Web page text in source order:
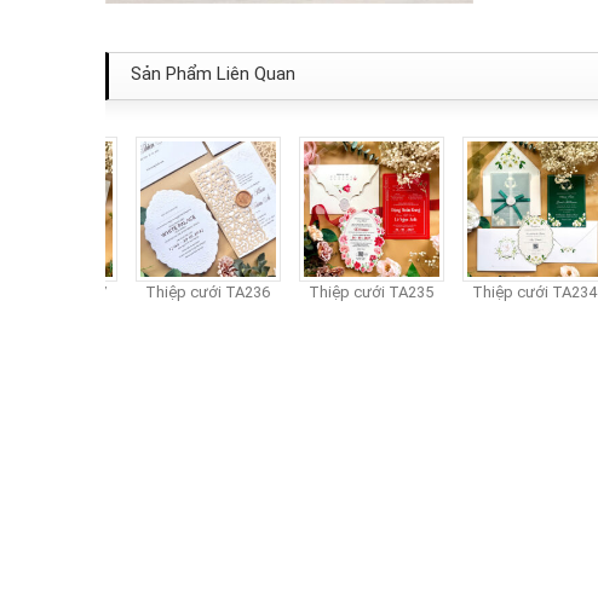
Sản Phẩm Liên Quan
Thiệp cưới TA236 Thiệp cưới TA235 Thiệp cưới TA234